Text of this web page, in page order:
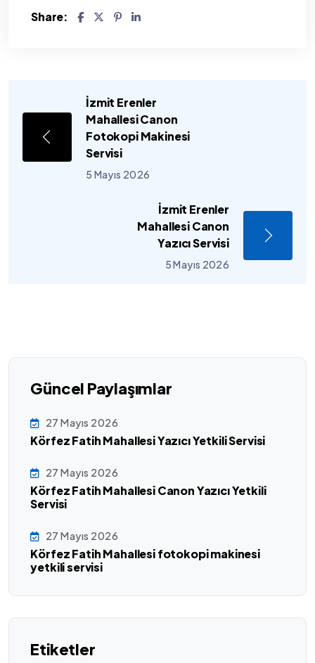
Share:
İzmit Erenler
Mahallesi Canon
Fotokopi Makinesi
Servisi
5 Mayıs 2026
İzmit Erenler
Mahallesi Canon
Yazıcı Servisi
5 Mayıs 2026
Güncel Paylaşımlar
27 Mayıs 2026
Körfez Fatih Mahallesi Yazıcı Yetkili Servisi
27 Mayıs 2026
Körfez Fatih Mahallesi Canon Yazıcı Yetkili
Servisi
27 Mayıs 2026
Körfez Fatih Mahallesi fotokopi makinesi
yetkili servisi
Etiketler